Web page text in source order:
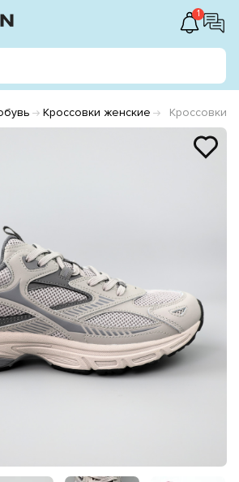
1
Кроссовки женские Кроссовки